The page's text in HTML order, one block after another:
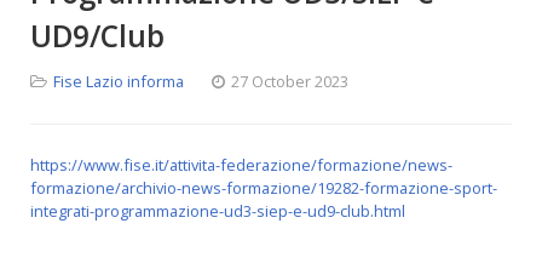
UD9/Club
Fise Lazio informa 27 October 2023
https://www.fise.it/attivita-federazione/formazione/news-
formazione/archivio-news-formazione/19282-formazione-sport-
integrati-programmazione-ud3-siep-e-ud9-club.html